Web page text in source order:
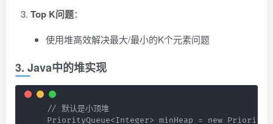
Top K问题：
使用堆高效解决最大/最小的K个元素问题
3. Java中的堆实现
// 默认是小顶堆
PriorityQueue<Integer> minHeap = new